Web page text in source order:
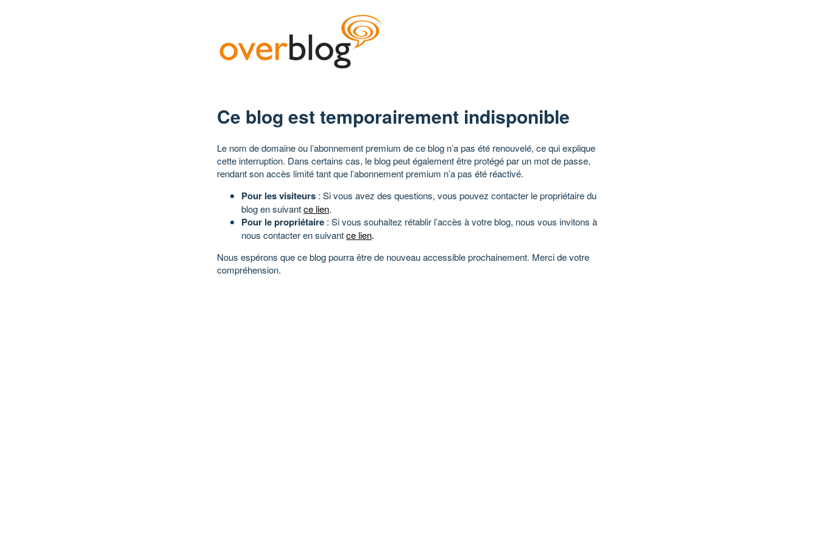
Ce blog est temporairement indisponible
Le nom de domaine ou l’abonnement premium de ce blog n’a pas été renouvelé, ce qui explique
cette interruption. Dans certains cas, le blog peut également être protégé par un mot de passe,
rendant son accès limité tant que l’abonnement premium n’a pas été réactivé.
Pour les visiteurs : Si vous avez des questions, vous pouvez contacter le propriétaire du
blog en suivantce lien.
Pour le propriétaire : Si vous souhaitez rétablir l’accès à votre blog, nous vous invitons à
nous contacter en suivantce lien.
Nous espérons que ce blog pourra être de nouveau accessible prochainement. Merci de votre
compréhension.